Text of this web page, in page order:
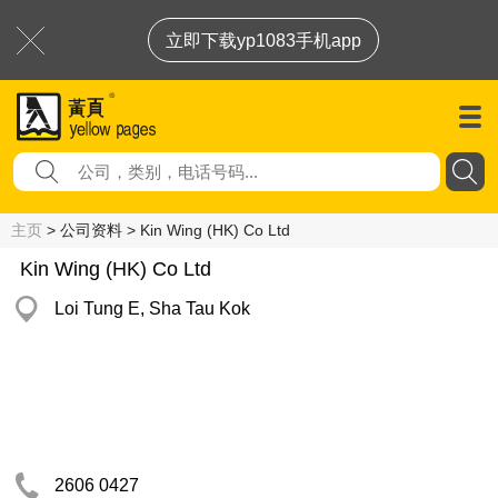
立即下载yp1083手机app
主页 > 公司资料 > Kin Wing (HK) Co Ltd
Kin Wing (HK) Co Ltd
Loi Tung E, Sha Tau Kok
2606 0427